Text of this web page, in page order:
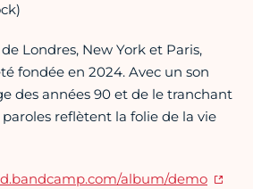
Londres, New York et Paris,
fondée en 2024. Avec un son
des années 90 et de le tranchant
reflètent la folie de la vie
album/demo